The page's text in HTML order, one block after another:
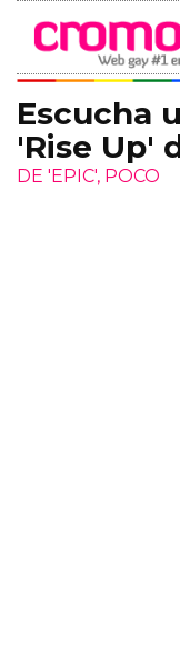
Escucha
'Rise Up'
DE 'EPIC', POCO